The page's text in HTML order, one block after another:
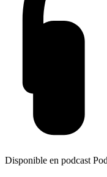
Disponible en podcast